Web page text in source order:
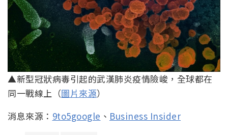
▲新型冠狀病毒引起的武漢肺炎疫情險峻，全球都在
同一戰線上（圖片來源）
消息來源： 9to5google 、 Business Insider